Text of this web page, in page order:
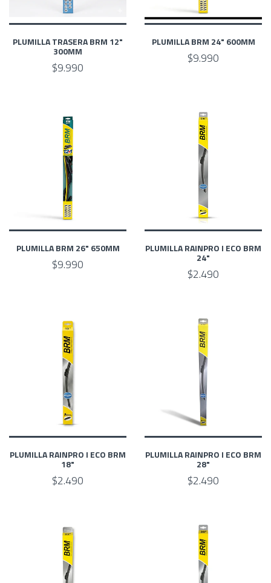
PLUMILLA TRASERA BRM 12"
300MM
$9.990
PLUMILLA BRM 24" 600MM
$9.990
PLUMILLA BRM 26" 650MM
$9.990
PLUMILLA RAINPRO I ECO BRM
24"
$2.490
PLUMILLA RAINPRO I ECO BRM
18"
$2.490
PLUMILLA RAINPRO I ECO BRM
28"
$2.490